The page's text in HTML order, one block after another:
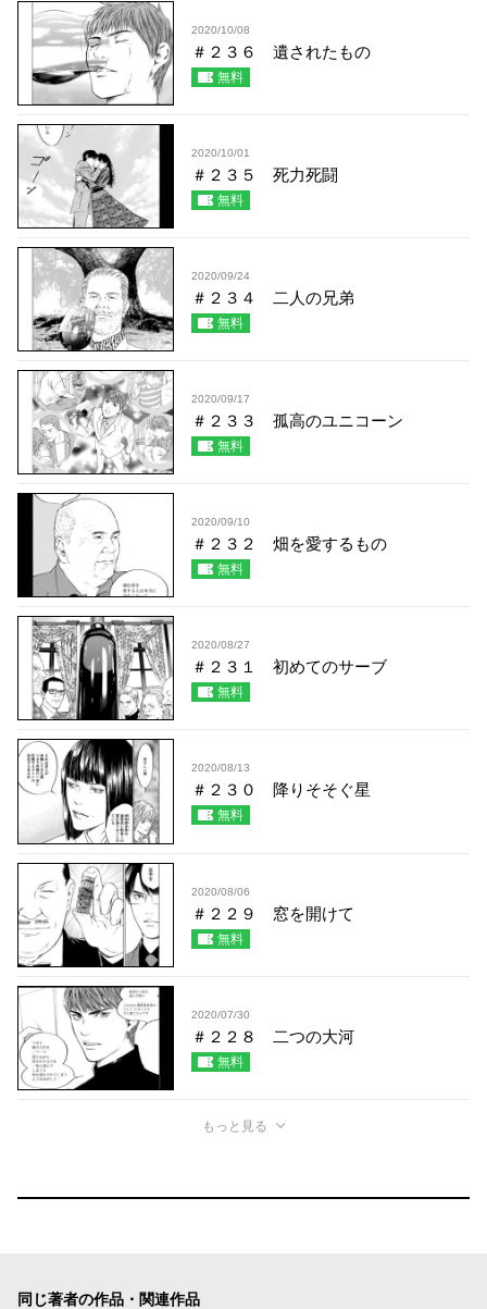
2020/10/08
＃２３６ 遺されたもの
無料
2020/10/01
＃２３５ 死力死闘
無料
2020/09/24
＃２３４ 二人の兄弟
無料
2020/09/17
＃２３３ 孤高のユニコーン
無料
2020/09/10
＃２３２ 畑を愛するもの
無料
2020/08/27
＃２３１ 初めてのサーブ
無料
2020/08/13
＃２３０ 降りそそぐ星
無料
2020/08/06
＃２２９ 窓を開けて
無料
2020/07/30
＃２２８ 二つの大河
無料
もっと見る
同じ著者の作品・関連作品